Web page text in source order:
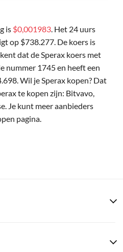
is $0,001983. Het 24 uurs
op $738.277. De koers is
dat de Sperax koers met
nummer 1745 en heeft een
Wil je Sperax kopen? Dat
te kopen zijn: Bitvavo,
Je kunt meer aanbieders
pagina.